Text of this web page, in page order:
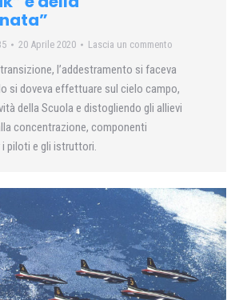
20 Aprile 2020 Lascia un commento
l’addestramento si faceva
si doveva effettuare sul cielo campo,
della Scuola e distogliendo gli allievi
concentrazione, componenti
i piloti e gli istruttori.